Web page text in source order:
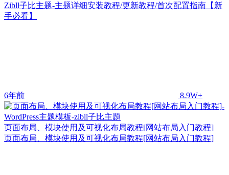
Zibll子比主题-主题详细安装教程/更新教程/首次配置指南【新
手必看】
6年前 8.9W+
页面布局、模块使用及可视化布局教程[网站布局入门教程]
页面布局、模块使用及可视化布局教程[网站布局入门教程]